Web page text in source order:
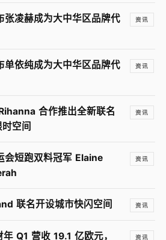
张凌赫成为大中华区品牌代
资讯
单依纯成为大中华区品牌代
资讯
合作推出全新联名
空间
资讯
会短跑双料冠军 Elaine
资讯
联名开设城市快闪空间 资讯
Q1 营收 19.1 亿欧元，
资讯